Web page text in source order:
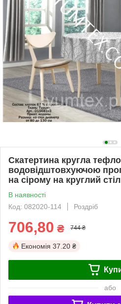
Скатертина кругла
водовідштовхуючою
на сірому на круглий стіл
В наявності
Код: 082020-114
Роздріб
706,80 ₴ 744 ₴
Економія 37.20 ₴
або